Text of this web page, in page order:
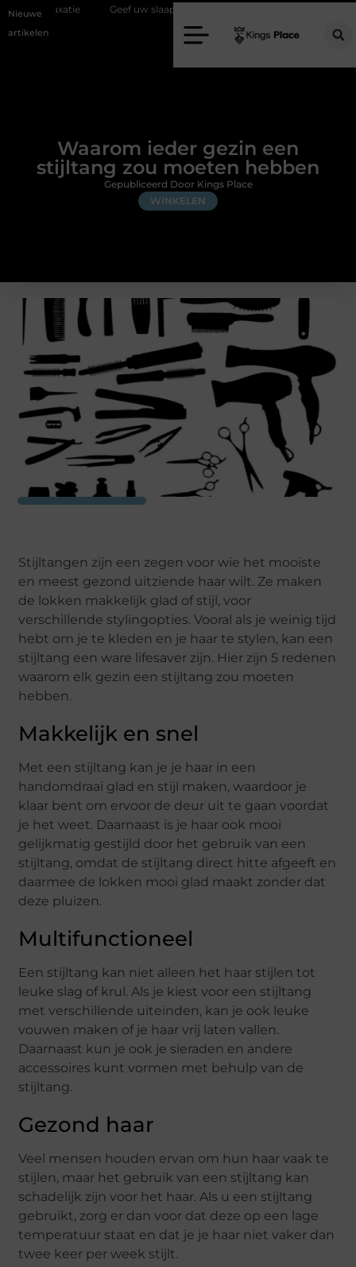
Nieuwe
artikelen
Geef uw slaapkamer een upgrade met interieuradvies Zwolle
Waarom ieder gezin een
stijltang zou moeten hebben
WINKELEN
Gepubliceerd Door Kings Place
Stijltangen zijn een zegen voor wie het mooiste
en meest gezond uitziende haar wilt. Ze maken
de lokken makkelijk glad of stijl, voor
verschillende stylingopties. Vooral als je weinig tijd
hebt om je te kleden en je haar te stylen, kan een
stijltang een ware lifesaver zijn. Hier zijn 5 redenen
waarom elk gezin een stijltang zou moeten
hebben.
Makkelijk en snel
Met een stijltang kan je je haar in een
handomdraai glad en stijl maken, waardoor je
klaar bent om ervoor de deur uit te gaan voordat
je het weet. Daarnaast is je haar ook mooi
gelijkmatig gestijld door het gebruik van een
stijltang, omdat de stijltang direct hitte afgeeft en
daarmee de lokken mooi glad maakt zonder dat
deze pluizen.
Multifunctioneel
Een stijltang kan niet alleen het haar stijlen tot
leuke slag of krul. Als je kiest voor een stijltang
met verschillende uiteinden, kan je ook leuke
vouwen maken of je haar vrij laten vallen.
Daarnaast kun je ook je sieraden en andere
accessoires kunt vormen met behulp van de
stijltang.
Gezond haar
Veel mensen houden ervan om hun haar vaak te
stijlen, maar het gebruik van een stijltang kan
schadelijk zijn voor het haar. Als u een stijltang
gebruikt, zorg er dan voor dat deze op een lage
temperatuur staat en dat je je haar niet vaker dan
twee keer per week stijlt.